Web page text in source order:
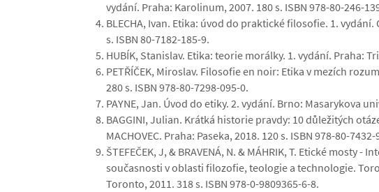
vydání. Praha: Karolinum, 2007. 180 s. ISBN 978-80-246-
BLECHA, Ivan. Etika: úvod do praktické filosofie. 1.
s. ISBN 80-7182-185-9.
HUBÍK, Stanislav. Etika: teorie morálky. 1. vydání. Praha:
PETŘÍČEK, Miroslav. Filosofie en noir: Etika v mezích
280 s. ISBN 978-80-7298-095-0.
PAYNE, Jan. Úvod do etiky. 2. vydání. Brno: Masarykova
BAGGINI, Julian. Krátká historie pravdy: 10 důležitých
MACHOVEC. Praha: Paseka, 2018. 120 s. ISBN 978-80-7432-
ŠTEFEČEK, J, & BRAVENÁ, N. & MÁHRIK, T. Etické mosty
současnosti v oblasti filozofie, teologie a technologie.
Toronto, 2011. 318 s. ISBN 978-0-9809365-6-8.